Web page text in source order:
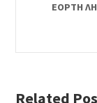
ΕΟΡΤΗ
Related